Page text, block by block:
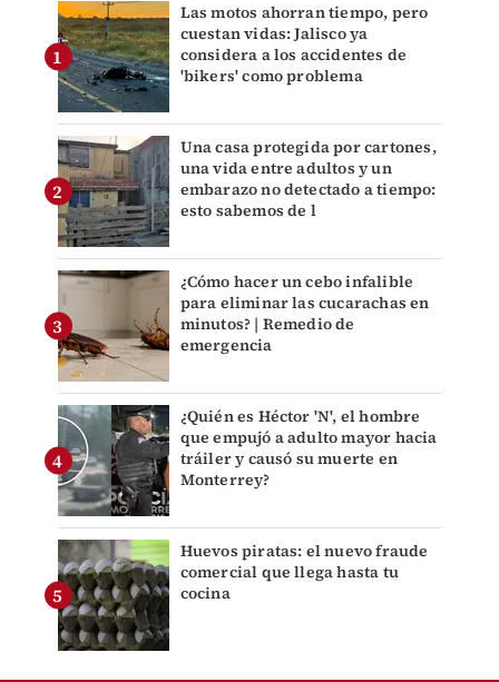
Las motos ahorran tiempo, pero
cuestan vidas: Jalisco ya
considera a los accidentes de
'bikers' como problema
Una casa protegida por cartones,
una vida entre adultos y un
embarazo no detectado a tiempo:
esto sabemos de l
¿Cómo hacer un cebo infalible
para eliminar las cucarachas en
minutos? | Remedio de
emergencia
¿Quién es Héctor 'N', el hombre
que empujó a adulto mayor hacia
tráiler y causó su muerte en
Monterrey?
Huevos piratas: el nuevo fraude
comercial que llega hasta tu
cocina